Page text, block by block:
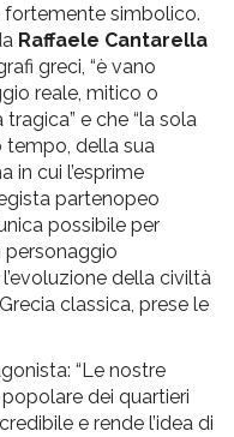
simbolico.
Raffaele Cantarella
greci, “è vano
reale, mitico o
e che “la sola
tempo, della sua
in cui l’esprime
partenopeo
possibile per
personaggio
della civiltà
classica, prese le
“Le nostre
dei quartieri
e rende l’idea di